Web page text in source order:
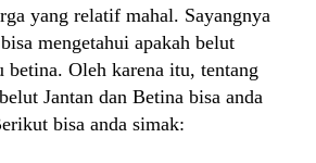
yang relatif mahal. Sayangnya
mengetahui apakah belut
betina. Oleh karena itu, tentang
Jantan dan Betina bisa anda
bisa anda simak: